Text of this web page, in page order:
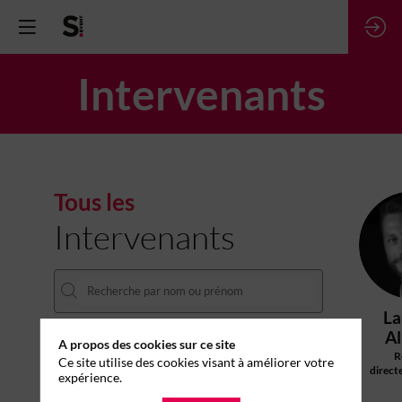
Intervenants
Tous les
Intervenants
A propos des cookies sur ce site
Ce site utilise des cookies visant à améliorer votre
expérience.